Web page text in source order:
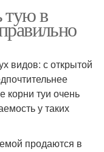
тую в
видов: с открытой
корни туи очень
у таких
продаются в